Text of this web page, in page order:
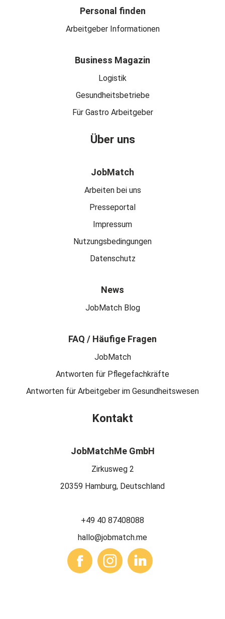
Personal finden
Arbeitgeber Informationen
Business Magazin
Logistik
Gesundheitsbetriebe
Für Gastro Arbeitgeber
Über uns
JobMatch
Arbeiten bei uns
Presseportal
Impressum
Nutzungsbedingungen
Datenschutz
News
JobMatch Blog
FAQ / Häufige Fragen
JobMatch
Antworten für Pflegefachkräfte
Antworten für Arbeitgeber im Gesundheitswesen
Kontakt
JobMatchMe GmbH
Zirkusweg 2
20359 Hamburg, Deutschland
+49 40 87408088
hallo@jobmatch.me